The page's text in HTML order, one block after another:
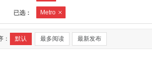
已选： Metro
： 默认 最多阅读 最新发布